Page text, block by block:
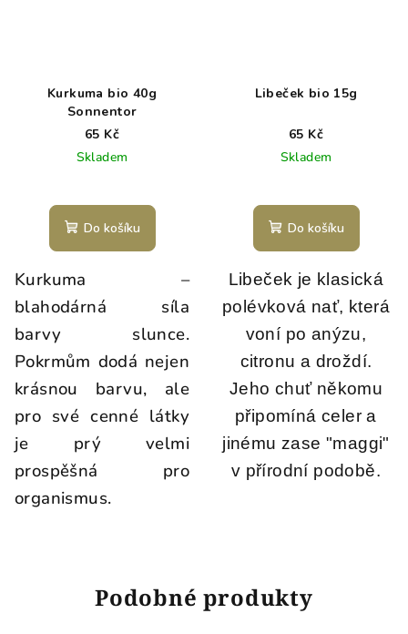
Kurkuma bio 40g
Sonnentor
65 Kč
Skladem
hodnocení
produktu
5
hvězdiček.
Do košíku
Kurkuma –
blahodárná síla
barvy slunce.
Pokrmům dodá nejen
krásnou barvu, ale
pro své cenné látky
je prý velmi
prospěšná pro
organismus.
Libeček bio 15g
65 Kč
Skladem
Do košíku
Libeček je klasická
polévková nať, která
voní po anýzu,
citronu a droždí.
Jeho chuť někomu
připomíná celer a
jinému zase "maggi"
v přírodní podobě.
Podobné produkty